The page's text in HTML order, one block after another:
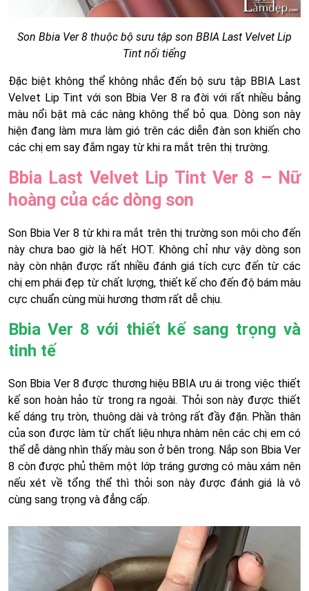
Son Bbia Ver 8 thuộc bộ sưu tập son BBIA Last Velvet Lip
Tint nổi tiếng
Đặc biệt không thể không nhắc đến bộ sưu tập BBIA Last
Velvet Lip Tint với son Bbia Ver 8 ra đời với rất nhiều bảng
màu nổi bật mà các nàng không thể bỏ qua. Dòng son này
hiện đang làm mưa làm gió trên các diễn đàn son khiến cho
các chị em say đắm ngay từ khi ra mắt trên thị trường.
Bbia Last Velvet Lip Tint Ver 8 – Nữ
hoàng của các dòng son
Son Bbia Ver 8 từ khi ra mắt trên thị trường son môi cho đến
này chưa bao giờ là hết HOT. Không chỉ như vậy dòng son
này còn nhận được rất nhiều đánh giá tích cực đến từ các
chị em phái đẹp từ chất lượng, thiết kế cho đến độ bám màu
cực chuẩn cùng mùi hương thơm rất dễ chịu.
Bbia Ver 8 với thiết kế sang trọng và
tinh tế
Son Bbia Ver 8 được thương hiệu BBIA ưu ái trong việc thiết
kế son hoàn hảo từ trong ra ngoài. Thỏi son này được thiết
kế dáng trụ tròn, thuông dài và trông rất đầy đặn. Phần thân
của son được làm từ chất liệu nhựa nhàm nên các chị em có
thể dễ dàng nhìn thấy màu son ở bên trong. Nắp son Bbia Ver
8 còn được phủ thêm một lớp tráng gương có màu xám nên
nếu xét về tổng thể thì thỏi son này được đánh giá là vô
cùng sang trọng và đẳng cấp.